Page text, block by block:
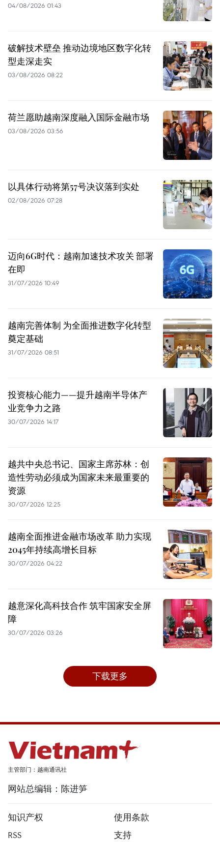
04/08/2026 01:43
破解技术壁垒 推动边境地区数字化转
型走深走实
03/08/2026 08:22
荷兰愿助越南深度融入国际金融市场
03/08/2026 03:56
以具体行动将第57号决议落到实处
02/08/2026 07:28
迈向6G时代：越南加速技术攻关 部署
在即
31/07/2026 10:49
越南完善体制 为全面推进数字化转型
奠定基础
31/07/2026 08:51
投资核心能力——提升越南半导体产
业竞争力之路
30/07/2026 14:17
越共中央总书记、国家主席苏林：创
造性劳动必须成为国家未来最重要的
资源
30/07/2026 12:25
越南全面推进金融市场改革 助力实现
2045年持续高增长目标
30/07/2026 04:22
越意深化高科技合作 筑牢国家安全屏
障
30/07/2026 03:26
下载更多
主管部门：越南通讯社
网站总编辑：陈进笋
知识产权
使用条款
RSS
支持